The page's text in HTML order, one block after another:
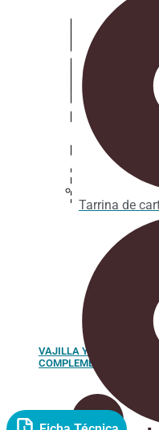
VAJILLA Y
COMPLEMENTOS
Tarrina de